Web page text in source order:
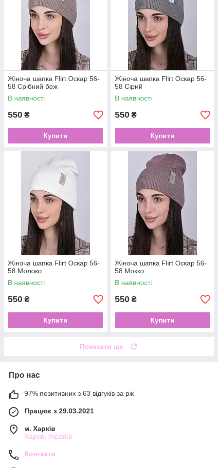
Жіноча шапка Flirt Оскар 56-
58 Срібний беж
В наявності
550 ₴
Купити
Жіноча шапка Flirt Оскар 56-
58 Сірий
В наявності
550 ₴
Купити
Жіноча шапка Flirt Оскар 56-
58 Молоко
В наявності
550 ₴
Купити
Жіноча шапка Flirt Оскар 56-
58 Мокко
В наявності
550 ₴
Купити
Показати ще
Про нас
97% позитивних з 63 відгуків за рік
Працює з 29.03.2021
м. Харків
Харків, Україна
Контакти